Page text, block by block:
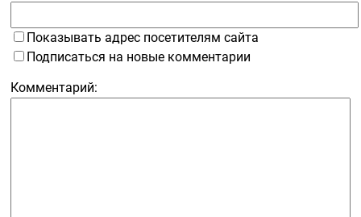
Показывать адрес посетителям сайта
Подписаться на новые комментарии
Комментарий: